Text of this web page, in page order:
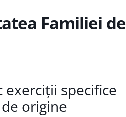
Familiei de
exerciții specifice
origine